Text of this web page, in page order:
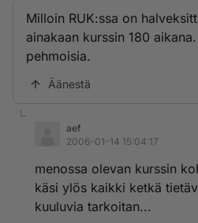
Milloin RUK:ssa on
ainakaan kurssin 180
pehmoisia.
Äänestä
aef
2006-01-14 15:04:17
menossa olevan kurssin
käsi ylös kaikki ketkä
kuuluvia tarkoitan...